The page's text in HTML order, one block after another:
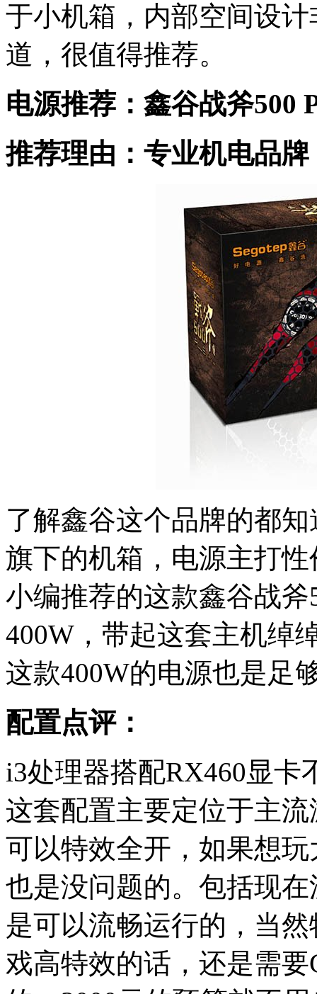
于小机箱，内部空间设
道，很值得推荐。
电源推荐：鑫谷战斧500
推荐理由：专业机电品
了解鑫谷这个品牌的都
旗下的机箱，电源主打
小编推荐的这款鑫谷战
400W，带起这套主机绰
这款400W的电源也是足
配置点评：
i3处理器搭配RX460显卡
这套配置主要定位于主
可以特效全开，如果想
也是没问题的。包括现
是可以流畅运行的，当
戏高特效的话，还是需